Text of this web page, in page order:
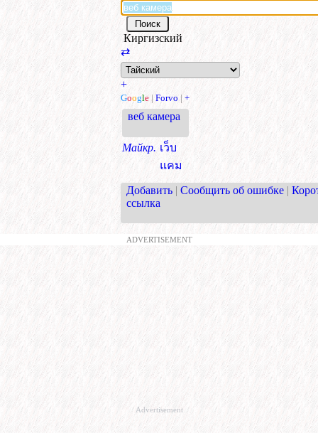
Киргизский
⇄
+
Google | Forvo | +
веб камера
Майкр. เว็บ
แคม
Добавить | Сообщить об ошибке |
ссылка
ADVERTISEMENT
Advertisement